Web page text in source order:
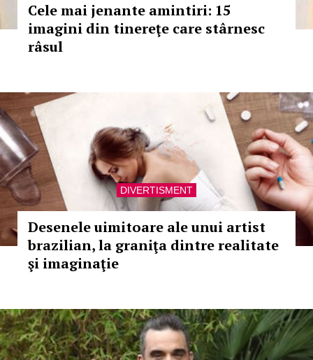
Cele mai jenante amintiri: 15
imagini din tinereţe care stârnesc
râsul
DIVERTISMENT
Desenele uimitoare ale unui artist
brazilian, la graniţa dintre realitate
şi imaginaţie